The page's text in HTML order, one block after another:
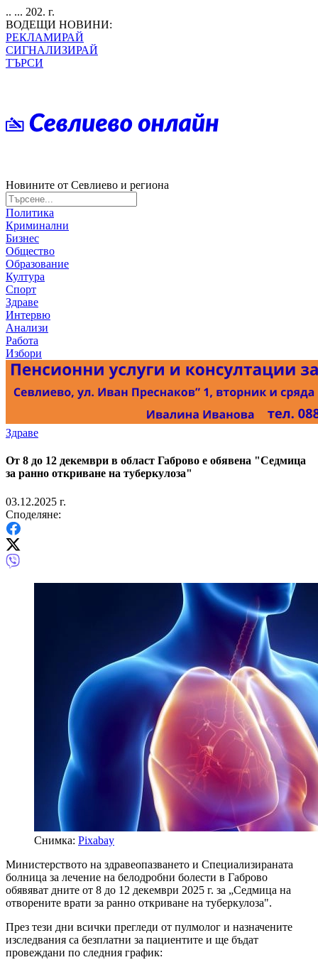
.. ... 202. г.
ВОДЕЩИ НОВИНИ:
РЕКЛАМИРАЙ
СИГНАЛИЗИРАЙ
ТЪРСИ
Новините от Севлиево и региона
Политика
Криминални
Бизнес
Общество
Образование
Култура
Спорт
Здраве
Интервю
Анализи
Работа
Избори
Здраве
От 8 до 12 декември в област Габрово е обявена "Седмица
за ранно откриване на туберкулоза"
03.12.2025 г.
Споделяне:
Снимка: Pixabay
Министерството на здравеопазването и Специализираната
болница за лечение на белодробни болести в Габрово
обявяват дните от 8 до 12 декември 2025 г. за „Седмица на
отворените врати за ранно откриване на туберкулоза".
През тези дни всички прегледи от пулмолог и назначените
изследвания са безплатни за пациентите и ще бъдат
провеждани по следния график: